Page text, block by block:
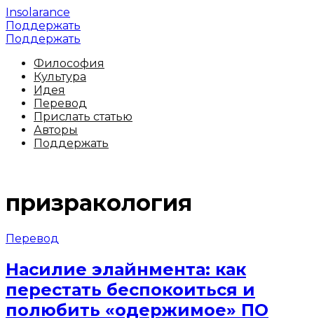
Insolarance
Поддержать
Поддержать
Философия
Культура
Идея
Перевод
Прислать статью
Авторы
Поддержать
призракология
Перевод
Насилие элайнмента: как
перестать беспокоиться и
полюбить «одержимое» ПО